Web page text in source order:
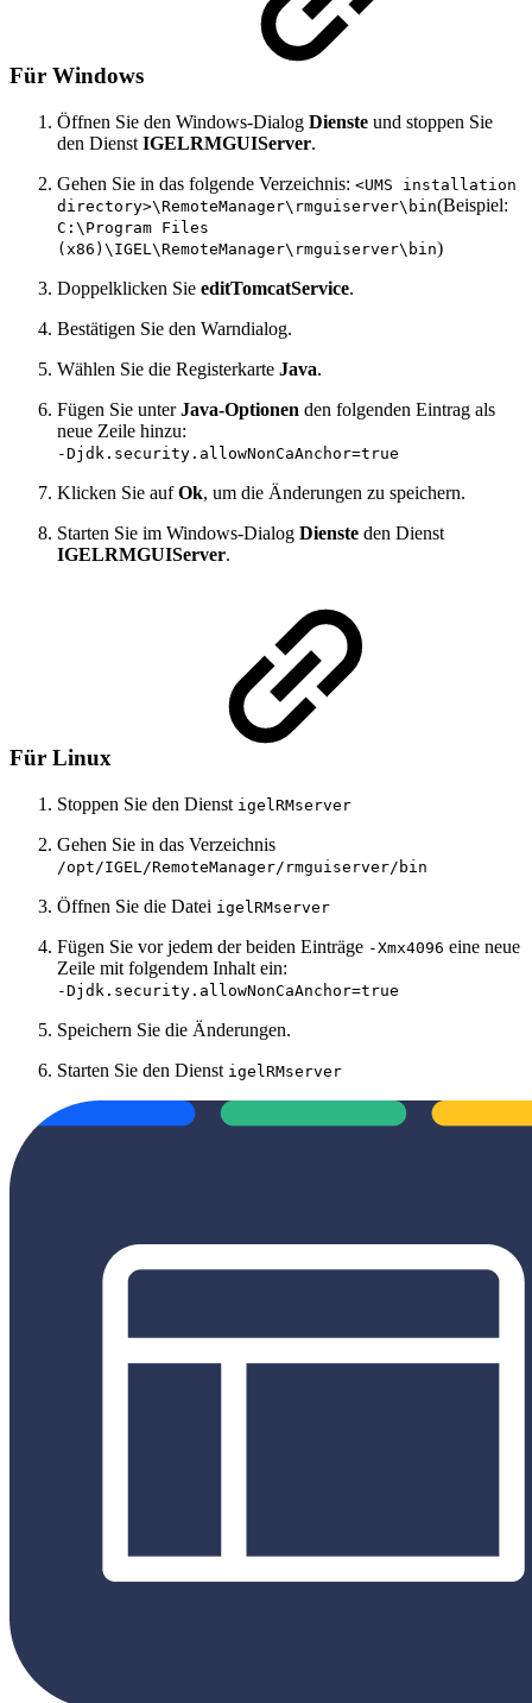
Für Windows
Öffnen Sie den Windows-Dialog Dienste und stoppen Sie
den Dienst IGELRMGUIServer.
Gehen Sie in das folgende Verzeichnis: <UMS installation
directory>\RemoteManager\rmguiserver\bin(Beispiel:
C:\Program Files
(x86)\IGEL\RemoteManager\rmguiserver\bin)
Doppelklicken Sie editTomcatService.
Bestätigen Sie den Warndialog.
Wählen Sie die Registerkarte Java.
Fügen Sie unterJava-Optionen den folgenden Eintrag als
neue Zeile hinzu:
-Djdk.security.allowNonCaAnchor=true
Klicken Sie aufOk, um die Änderungen zu speichern.
Starten Sie im Windows-Dialog Dienste den Dienst
IGELRMGUIServer.
Für Linux
Stoppen Sie den Dienst igelRMserver
Gehen Sie in das Verzeichnis
/opt/IGEL/RemoteManager/rmguiserver/bin
Öffnen Sie die Datei igelRMserver
Fügen Sie vor jedem der beiden Einträge -Xmx4096 eine neue
Zeile mit folgendem Inhalt ein:
-Djdk.security.allowNonCaAnchor=true
Speichern Sie die Änderungen.
Starten Sie den Dienst igelRMserver